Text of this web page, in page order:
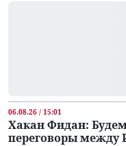
06.08.26 / 15:01
Хакан Фидан:
переговоры